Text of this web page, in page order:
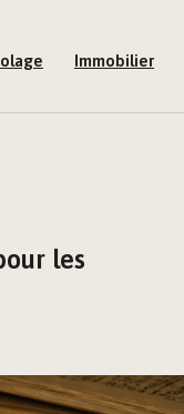
Immobilier
les